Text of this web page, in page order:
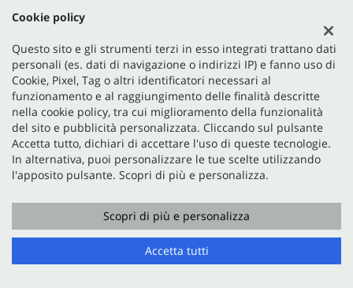
Sede di San Paolo D'Argon
Via Nazionale, 48
24060 San Paolo D'Argon (BG)
Telefono:
+39 035 425 4101
Email:
info@manzoniautomobili.it
Indicazioni stradali
Cookie policy
Questo sito e gli strumenti terzi in esso integrati trattano dati
personali (es. dati di navigazione o indirizzi IP) e fanno uso di
Cookie, Pixel, Tag o altri identificatori necessari al
funzionamento e al raggiungimento delle finalità descritte
nella cookie policy, tra cui miglioramento della funzionalità
del sito e pubblicità personalizzata. Cliccando sul pulsante
Accetta tutto, dichiari di accettare l'uso di queste tecnologie.
In alternativa, puoi personalizzare le tue scelte utilizzando
l'apposito pulsante. Scopri di più e personalizza.
Scopri di più e personalizza
Accetta tutti